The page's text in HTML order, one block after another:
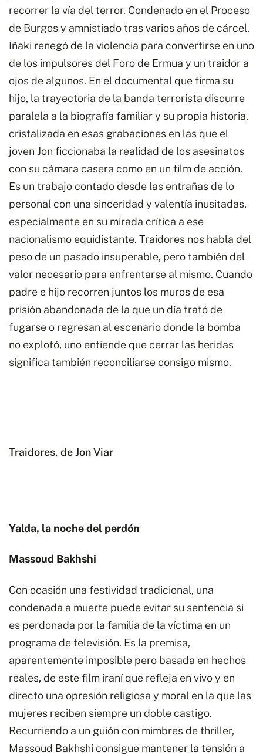
recorrer la vía del terror. Condenado en el Proceso
de Burgos y amnistiado tras varios años de cárcel,
Iñaki renegó de la violencia para convertirse en uno
de los impulsores del Foro de Ermua y un traidor a
ojos de algunos. En el documental que firma su
hijo, la trayectoria de la banda terrorista discurre
paralela a la biografía familiar y su propia historia,
cristalizada en esas grabaciones en las que el
joven Jon ficcionaba la realidad de los asesinatos
con su cámara casera como en un film de acción.
Es un trabajo contado desde las entrañas de lo
personal con una sinceridad y valentía inusitadas,
especialmente en su mirada crítica a ese
nacionalismo equidistante. Traidores nos habla del
peso de un pasado insuperable, pero también del
valor necesario para enfrentarse al mismo. Cuando
padre e hijo recorren juntos los muros de esa
prisión abandonada de la que un día trató de
fugarse o regresan al escenario donde la bomba
no explotó, uno entiende que cerrar las heridas
significa también reconciliarse consigo mismo.
Traidores, de Jon Viar
Yalda, la noche del perdón
Massoud Bakhshi
Con ocasión una festividad tradicional, una
condenada a muerte puede evitar su sentencia si
es perdonada por la familia de la víctima en un
programa de televisión. Es la premisa,
aparentemente imposible pero basada en hechos
reales, de este film iraní que refleja en vivo y en
directo una opresión religiosa y moral en la que las
mujeres reciben siempre un doble castigo.
Recurriendo a un guión con mimbres de thriller,
Massoud Bakhshi consigue mantener la tensión a